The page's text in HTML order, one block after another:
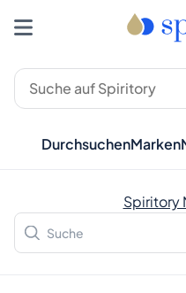
DurchsuchenMarken
Spiritory